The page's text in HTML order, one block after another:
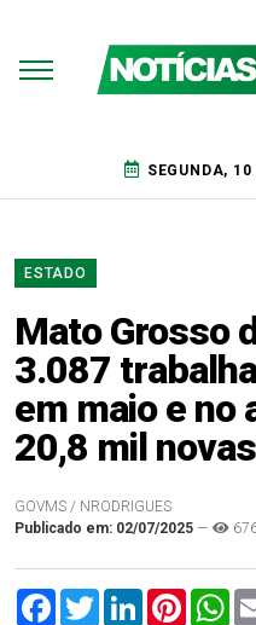
SEGUNDA,
ESTADO
Mato Grosso
3.087
em maio e no
20,8 mil
GOVMS / NRODRIGUES
Publicado em: 02/07/2025 —
FacebookTwitterLinkedIn